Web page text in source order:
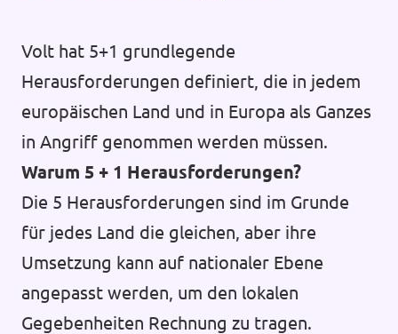
Volt hat 5+1 grundlegende
Herausforderungen definiert, die in jedem
europäischen Land und in Europa als Ganzes
in Angriff genommen werden müssen.
Warum 5 + 1 Herausforderungen?
Die 5 Herausforderungen sind im Grunde
für jedes Land die gleichen, aber ihre
Umsetzung kann auf nationaler Ebene
angepasst werden, um den lokalen
Gegebenheiten Rechnung zu tragen.